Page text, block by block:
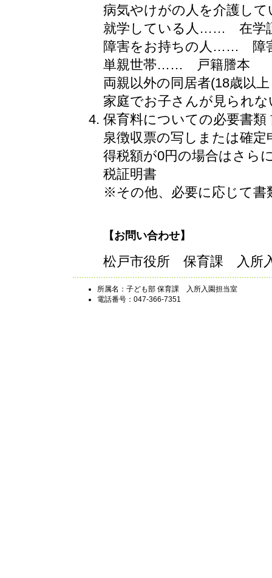
病気やけがの人を介護し
就学している人…… 在学
障害をお持ちの人…… 障
単親世帯…… 戸籍謄本
両親以外の同居者(18歳
家庭でお子さんが見られ
保育料についての必要書
泉徴収票の写しまたは確
得税額が0円の場合はさら
税証明書
※その他、必要に応じて書
【お問い合わせ】
松戸市役所 保育課 入所
所属名：子ども部 保育課 入所入園担当室
電話番号：047-366-7351